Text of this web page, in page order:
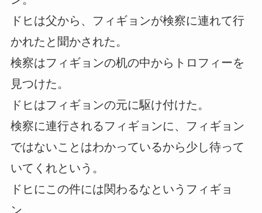
ドヒは父から、フィギョンが検察に連れて行
かれたと聞かされた。
検察はフィギョンの机の中からトロフィーを
見つけた。
ドヒはフィギョンの元に駆け付けた。
検察に連行されるフィギョンに、フィギョン
ではないことはわかっているから少し待って
いてくれという。
ドヒにこの件には関わるなというフィギョ
ン。